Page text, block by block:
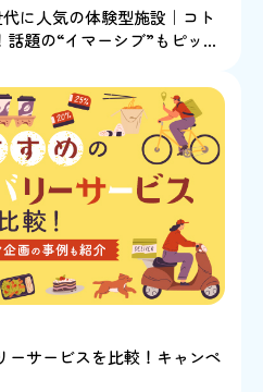
に人気の体験型施設｜コト
題の“イマーシブ”もピック
ーサービスを比較！キャンペ